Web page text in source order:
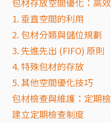
1. 垂直空間的利用
2. 包材分類與儲位規劃
3. 先進先出 (FIFO) 原則
4. 特殊包材的存放
5. 其他空間優化技巧
包材檢查與維護：定期
建立定期檢查制度